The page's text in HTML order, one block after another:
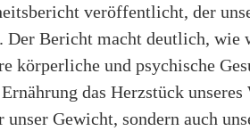
veröffentlicht, der
Der Bericht macht deutlich, wie
körperliche und psychische
das Herzstück
unser Gewicht, sondern auch